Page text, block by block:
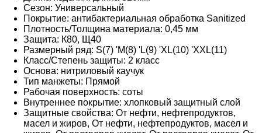
Сезон: Универсальный
Покрытие: антибактериальная обработка Sanitized
Плотность/Толщина материала: 0,45 мм
Защита: К80, Щ40
Размерный ряд: S(7) 'M(8) 'L(9) 'XL(10) 'XXL(11)
Класс/Степень защиты: 2 класс
Основа: нитриловый каучук
Тип манжеты: Прямой
Рабочая поверхность: соты
Внутреннее покрытие: хлопковый защитный слой
Защитные свойства: От нефти, нефтепродуктов,
масел и жиров, От нефти, нефтепродуктов, масел и